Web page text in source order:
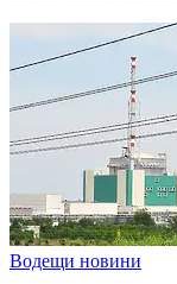
Водещи новини